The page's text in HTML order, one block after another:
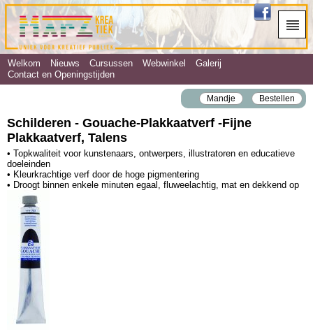
Welkom Nieuws Cursussen Webwinkel
Galerij
Contact en Openingstijden
Mandje Bestellen
Schilderen - Gouache‐Plakkaatverf ‐Fijne
Plakkaatverf, Talens
• Topkwaliteit voor kunstenaars, ontwerpers, illustratoren en educatieve
doeleinden
• Kleurkrachtige verf door de hoge pigmentering
• Droogt binnen enkele minuten egaal, fluweelachtig, mat en dekkend op